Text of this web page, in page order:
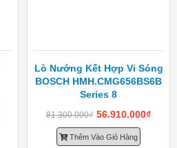
Lò Nướng Kết Hợp Vi Sóng
BOSCH HMH.CMG656BS6B
Series 8
81.300.000₫ 56.910.000₫
Thêm Vào Giỏ Hàng